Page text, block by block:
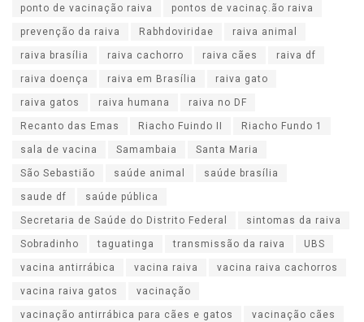
ponto de vacinação raiva pontos de vacinaç.ão raiva
prevenção da raiva Rabhdoviridae raiva animal
raiva brasília raiva cachorro raiva cães raiva df
raiva doença raiva em Brasília raiva gato
raiva gatos raiva humana raiva no DF
Recanto das Emas Riacho Fuindo II Riacho Fundo 1
sala de vacina Samambaia Santa Maria
São Sebastião saúde animal saúde brasília
saude df saúde pública
Secretaria de Saúde do Distrito Federal sintomas da raiva
Sobradinho taguatinga transmissão da raiva UBS
vacina antirrábica vacina raiva vacina raiva cachorros
vacina raiva gatos vacinação
vacinação antirrábica para cães e gatos vacinação cães